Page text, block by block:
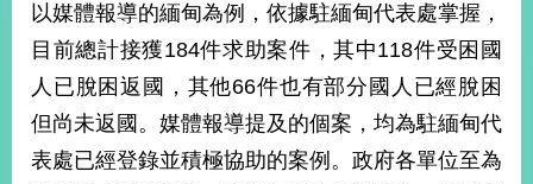
護
照
回
首
網
以媒體報導的緬甸為例，依據駐緬甸代表處掌握，
目前總計接獲184件求助案件，其中118件受困國
人已脫困返國，其他66件也有部分國人已經脫困
但尚未返國。媒體報導提及的個案，均為駐緬甸代
表處已經登錄並積極協助的案例。政府各單位至為